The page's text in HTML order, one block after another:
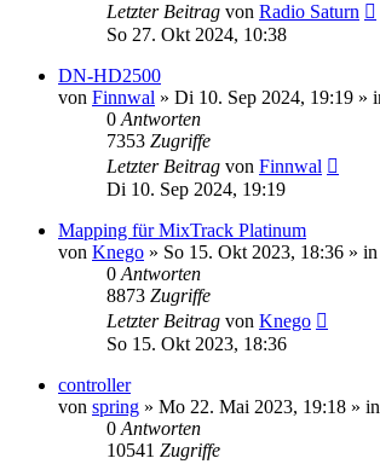
Letzter Beitrag von Radio Saturn
So 27. Okt 2024, 10:38
DN-HD2500
von Finnwal » Di 10. Sep 2024, 19:19 »
0 Antworten
7353 Zugriffe
Letzter Beitrag von Finnwal
Di 10. Sep 2024, 19:19
Mapping für MixTrack Platinum
von Knego » So 15. Okt 2023, 18:36 » in
0 Antworten
8873 Zugriffe
Letzter Beitrag von Knego
So 15. Okt 2023, 18:36
controller
von spring » Mo 22. Mai 2023, 19:18 » in
0 Antworten
10541 Zugriffe